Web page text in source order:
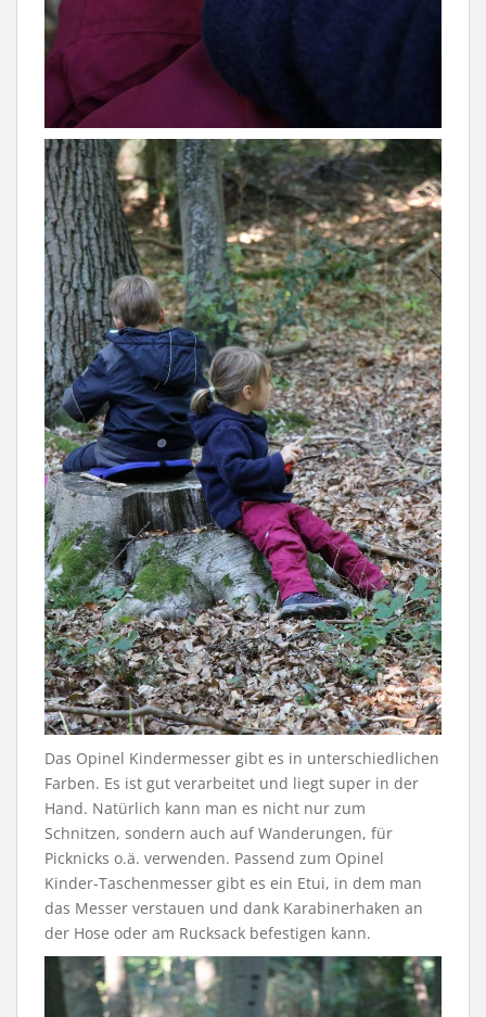
Das Opinel Kindermesser gibt es in unterschiedlichen
Farben. Es ist gut verarbeitet und liegt super in der
Hand. Natürlich kann man es nicht nur zum
Schnitzen, sondern auch auf Wanderungen, für
Picknicks o.ä. verwenden. Passend zum Opinel
Kinder-Taschenmesser gibt es ein Etui, in dem man
das Messer verstauen und dank Karabinerhaken an
der Hose oder am Rucksack befestigen kann.